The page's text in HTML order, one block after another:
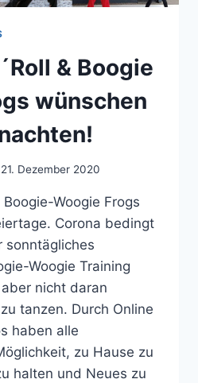
& Boogie
wünschen
21. Dezember 2020
Boogie-Woogie Frogs
Corona bedingt
sonntägliches
Woogie Training
nicht daran
tanzen. Durch Online
haben alle
zu Hause zu
halten und Neues zu